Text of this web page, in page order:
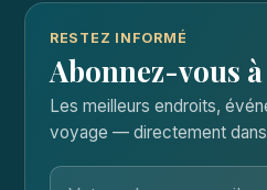
RESTEZ INFORMÉ
Abonnez-vous
Les meilleurs endroits,
voyage — directement